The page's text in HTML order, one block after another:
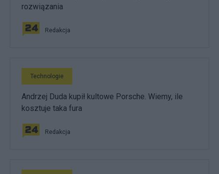
rozwiązania
Redakcja
Technologie
Andrzej Duda kupił kultowe Porsche. Wiemy, ile
kosztuje taka fura
Redakcja